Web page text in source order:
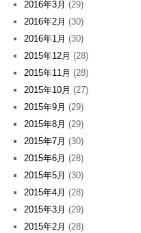
2016年3月 (29)
2016年2月 (30)
2016年1月 (30)
2015年12月 (28)
2015年11月 (28)
2015年10月 (27)
2015年9月 (29)
2015年8月 (29)
2015年7月 (30)
2015年6月 (28)
2015年5月 (30)
2015年4月 (28)
2015年3月 (29)
2015年2月 (28)